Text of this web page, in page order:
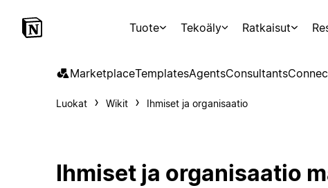
Tuote Tekoäly Ratkaisut
MarketplaceTemplatesAgentsConsultants
Luokat Wikit Ihmiset ja organisaatio
Ihmiset ja organisaatio